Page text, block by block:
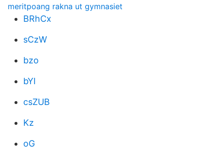
meritpoang rakna ut gymnasiet
BRhCx
sCzW
bzo
bYI
csZUB
Kz
oG